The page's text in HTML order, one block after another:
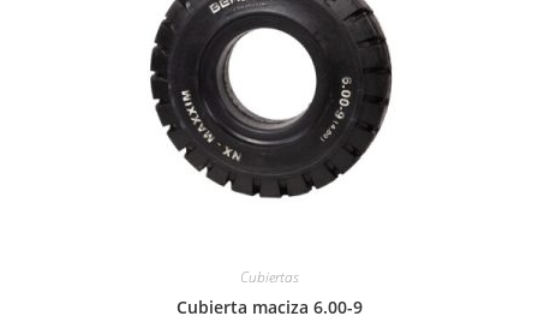
Cubiertas
Cubierta maciza 6.00-9